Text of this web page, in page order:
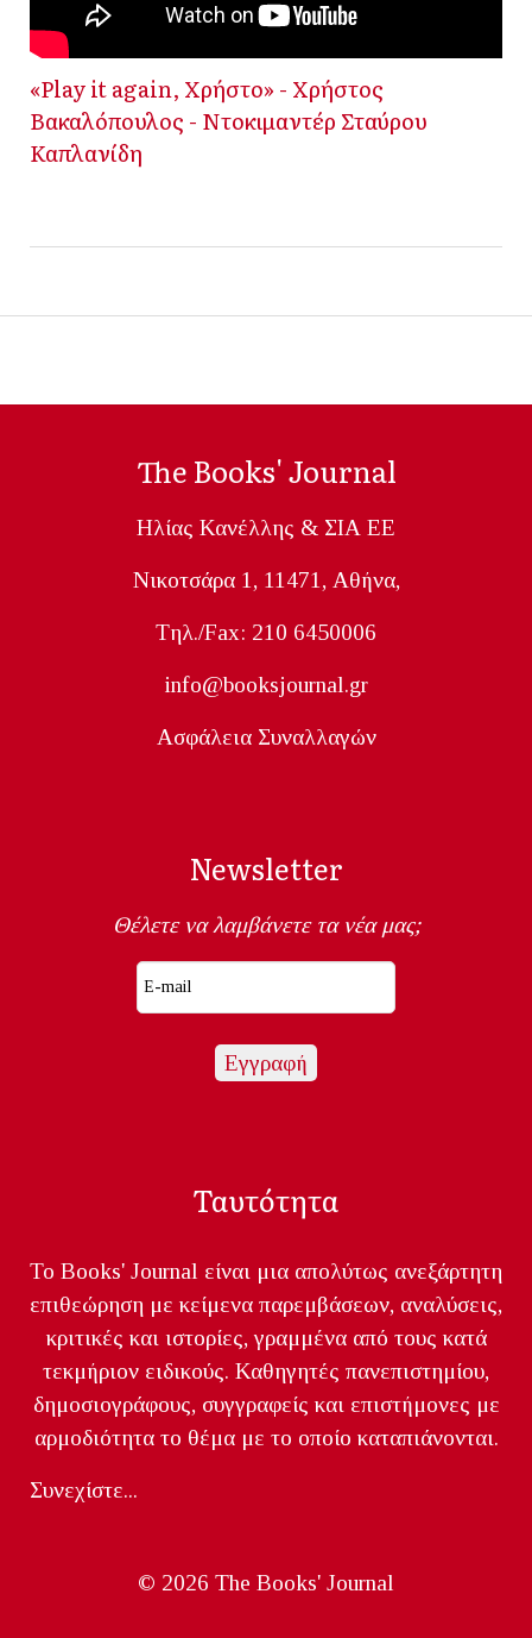
«Play it again, Χρήστο» - Χρήστος
Βακαλόπουλος - Ντοκιμαντέρ Σταύρου
Καπλανίδη
The Books' Journal
Ηλίας Κανέλλης & ΣΙΑ ΕΕ
Nικοτσάρα 1, 11471, Aθήνα,
Tηλ./Fax: 210 6450006
info@booksjournal.gr
Ασφάλεια Συναλλαγών
Newsletter
Θέλετε να λαμβάνετε τα νέα μας;
Ταυτότητα
Το Books' Journal είναι μια απολύτως ανεξάρτητη
επιθεώρηση με κείμενα παρεμβάσεων, αναλύσεις,
κριτικές και ιστορίες, γραμμένα από τους κατά
τεκμήριον ειδικούς. Καθηγητές πανεπιστημίου,
δημοσιογράφους, συγγραφείς και επιστήμονες με
αρμοδιότητα το θέμα με το οποίο καταπιάνονται.
Συνεχίστε...
© 2026 The Books' Journal